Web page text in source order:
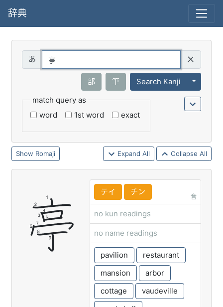
辞典
部 筆 Search Kanji
Toggle
match query as
word
1st word exact
Romaji Expand All Collapse All
亭 テイ チン
音
no kun readings
no name readings
pavilion
restaurant
mansion
arbor
cottage
vaudeville